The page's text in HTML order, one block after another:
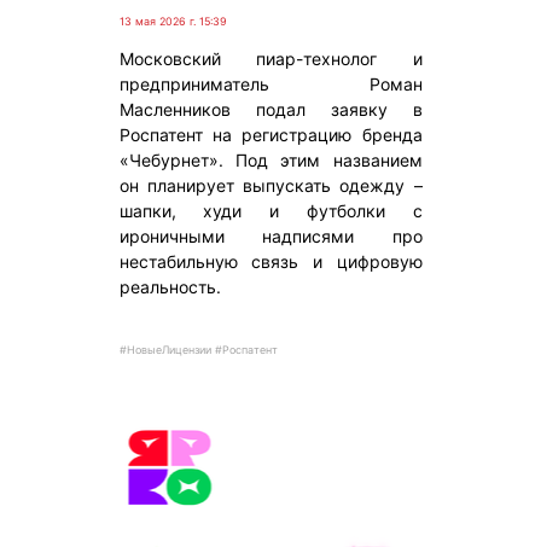
13 мая 2026 г. 15:39
Московский пиар-технолог и
предприниматель Роман
Масленников подал заявку в
Роспатент на регистрацию бренда
«Чебурнет». Под этим названием
он планирует выпускать одежду –
шапки, худи и футболки с
ироничными надписями про
нестабильную связь и цифровую
реальность.
#НовыеЛицензии #Роспатент